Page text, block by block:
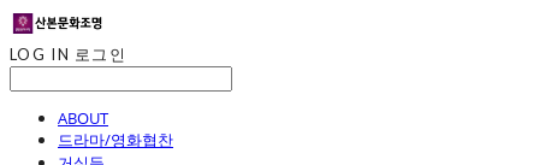
LOG IN 로그인
ABOUT
드라마/영화협찬